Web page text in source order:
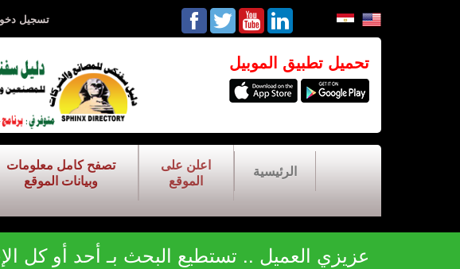
تسجيل
تحميل تطبيق الموبيل
الرئيسية
اعلن على
الموقع
تصفح كامل معلومات
وبيانات الموقع
عزيزي العميل .. تستطيع البحث بـ أحد أو كل